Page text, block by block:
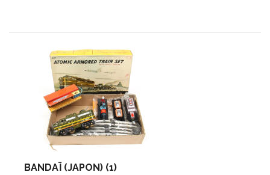
BANDAÏ (JAPON) (1)